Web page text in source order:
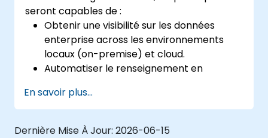
seront capables de :
Obtenir une visibilité sur les données
enterprise across les environnements
locaux (on-premise) et cloud.
Automatiser le renseignement en
menaces et contenir les risques.
Détecter, identifier et prioriser les
menaces.
En savoir plus...
Dernière Mise À Jour: 2026-06-15